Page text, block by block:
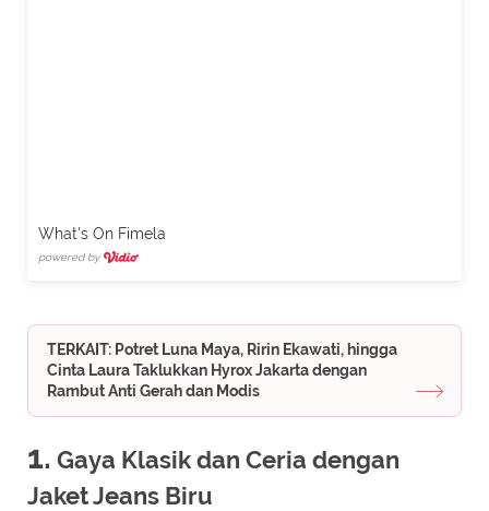
What's On Fimela
powered by
TERKAIT: Potret Luna Maya, Ririn Ekawati, hingga
Cinta Laura Taklukkan Hyrox Jakarta dengan
Rambut Anti Gerah dan Modis
1. Gaya Klasik dan Ceria dengan
Jaket Jeans Biru